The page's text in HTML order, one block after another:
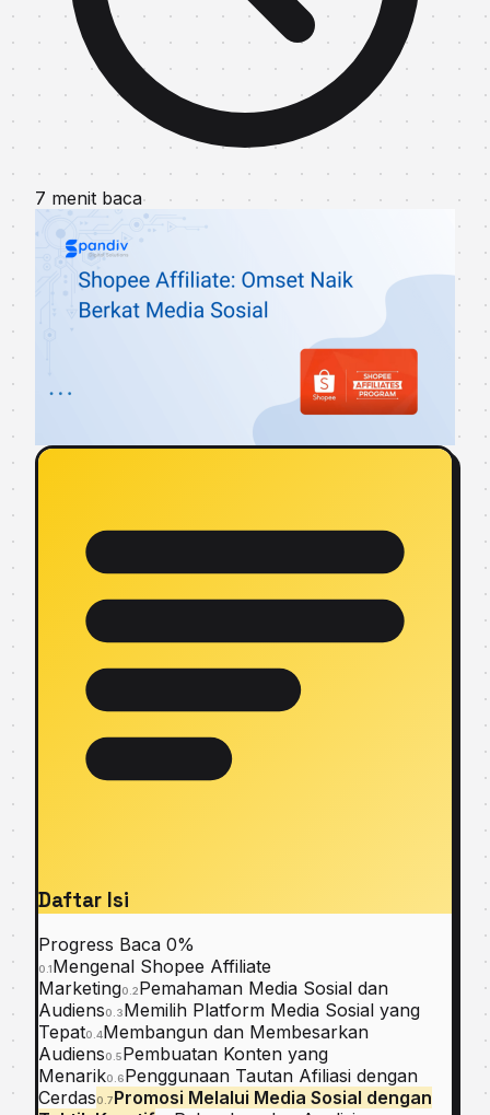
7 menit baca
Daftar Isi
Progress Baca 0%
0.1Mengenal Shopee Affiliate
Marketing0.2Pemahaman Media Sosial dan
Audiens0.3Memilih Platform Media Sosial yang
Tepat0.4Membangun dan Membesarkan
Audiens0.5Pembuatan Konten yang
Menarik0.6Penggunaan Tautan Afiliasi dengan
Cerdas0.7Promosi Melalui Media Sosial dengan